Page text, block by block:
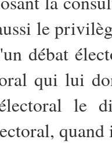
le
débat
qui lui
le